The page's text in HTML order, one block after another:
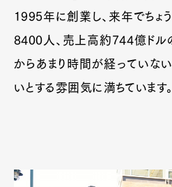
1995年に創業し、来年でちょ
8400人、売上高約744億ドル
からあまり時間が経っていな
いとする雰囲気に満ちています。